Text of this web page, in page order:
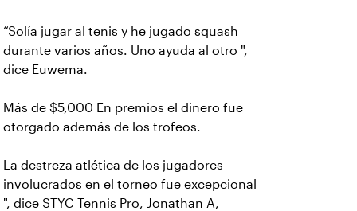
“Solía jugar al tenis y he jugado squash
durante varios años. Uno ayuda al otro ",
dice Euwema.
Más de $5,000 En premios el dinero fue
otorgado además de los trofeos.
La destreza atlética de los jugadores
involucrados en el torneo fue excepcional
", dice STYC Tennis Pro, Jonathan A,